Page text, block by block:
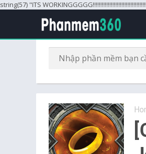
string(57) "ITS